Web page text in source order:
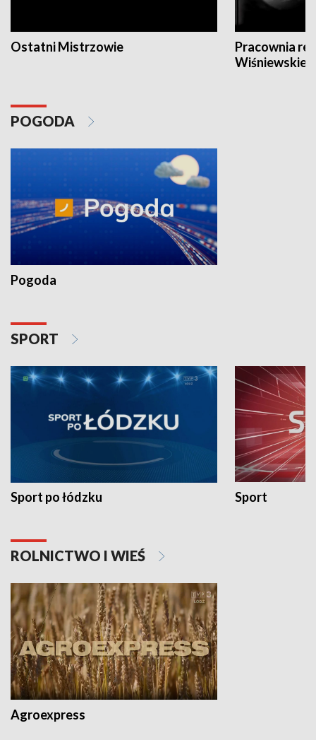
Ostatni Mistrzowie
Pracownia
POGODA
Pogoda
SPORT
Sport po łódzku Sport
ROLNICTWO I WIEŚ
Agroexpress